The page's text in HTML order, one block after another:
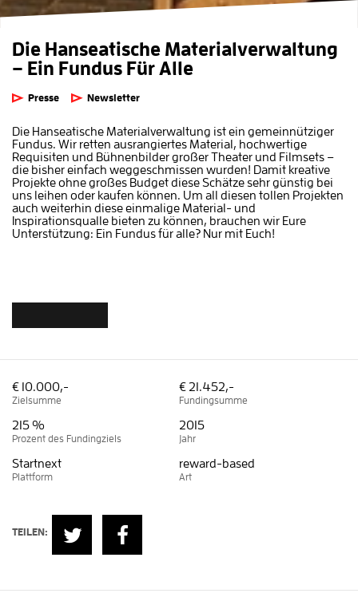
Die Hanseatische Materialverwaltung
– Ein Fundus Für Alle
Presse Newsletter
Die Hanseatische Materialverwaltung ist ein gemeinnütziger
Fundus. Wir retten ausrangiertes Material, hochwertige
Requisiten und Bühnenbilder großer Theater und Filmsets –
die bisher einfach weggeschmissen wurden! Damit kreative
Projekte ohne großes Budget diese Schätze sehr günstig bei
uns leihen oder kaufen können. Um all diesen tollen Projekten
auch weiterhin diese einmalige Material- und
Inspirationsqualle bieten zu können, brauchen wir Eure
Unterstützung: Ein Fundus für alle? Nur mit Euch!
€ 10.000,-
Zielsumme
€ 21.452,-
Fundingsumme
215 %
Prozent des Fundingziels
2015
Jahr
Startnext
Plattform
reward-based
Art
TEILEN: